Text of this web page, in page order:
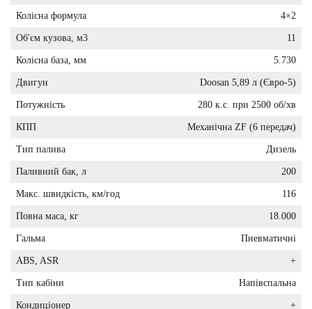
Колісна формула 4×2
Об'єм кузова, м3 11
Колісна база, мм 5.730
Двигун Doosan 5,89 л (Євро-5)
Потужність 280 к.с. при 2500 об/хв
КПП Механічна ZF (6 передач)
Тип палива Дизель
Паливний бак, л 200
Макс. швидкість, км/год 116
Повна маса, кг 18.000
Гальма Пневматичні
ABS, ASR +
Тип кабіни Напівспальна
Кондиціонер +